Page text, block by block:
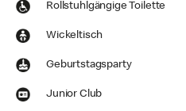
Rollstuhlgängige Toilette
Wickeltisch
Geburtstagsparty
Junior Club